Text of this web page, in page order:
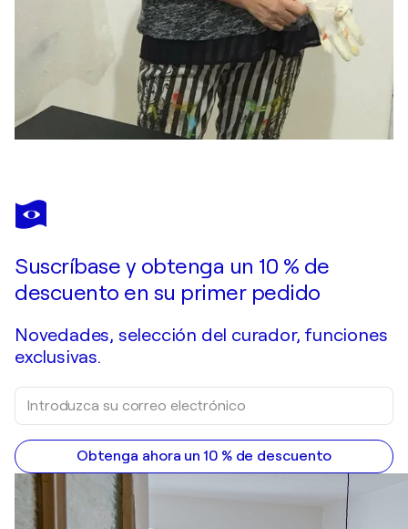
Suscríbase y obtenga un 10 % de
descuento en su primer pedido
Novedades, selección del curador, funciones
exclusivas.
Obtenga ahora un 10 % de descuento